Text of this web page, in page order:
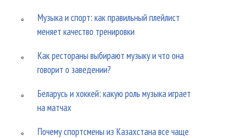
Музыка и спорт: как правильный плейлист
меняет качество тренировки
Как рестораны выбирают музыку и что она
говорит о заведении?
Беларусь и хоккей: какую роль музыка играет
на матчах
Почему спортсмены из Казахстана все чаще